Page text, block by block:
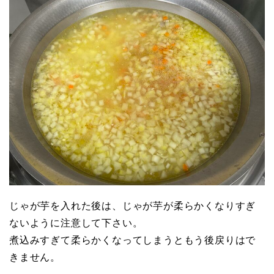
じゃが芋を入れた後は、じゃが芋が柔らかくなりすぎ
ないように注意して下さい。
煮込みすぎて柔らかくなってしまうともう後戻りはで
きません。